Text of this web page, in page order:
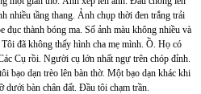
nhiều tầng thang. Ảnh chụp thời đen trắng trải
đục thành bóng ma. Số ảnh màu không nhiều và
đã không thấy hình cha mẹ mình. Ồ. Họ có
Cụ rồi. Người cụ lớn nhất ngự trên chóp đỉnh.
bạo dạn trèo lên bàn thờ. Một bạo dạn khác khi
dưới bàn chân đất. Đầu tôi chạm trần.